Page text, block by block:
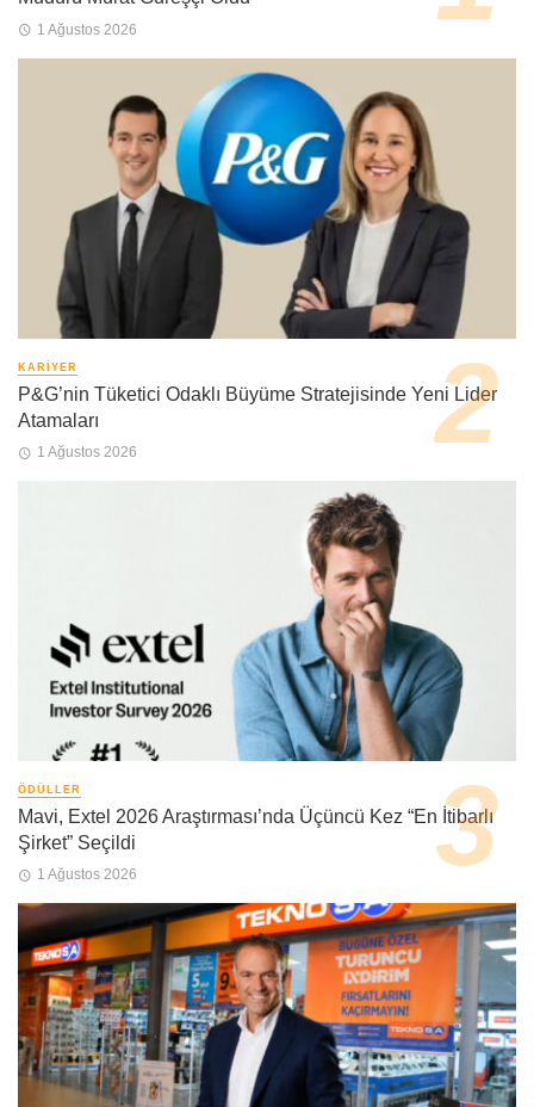
1 Ağustos 2026
KARIYER
P&G’nin Tüketici Odaklı Büyüme Stratejisinde Yeni Lider
Atamaları
1 Ağustos 2026
ÖDÜLLER
Mavi, Extel 2026 Araştırması’nda Üçüncü Kez “En İtibarlı
Şirket” Seçildi
1 Ağustos 2026